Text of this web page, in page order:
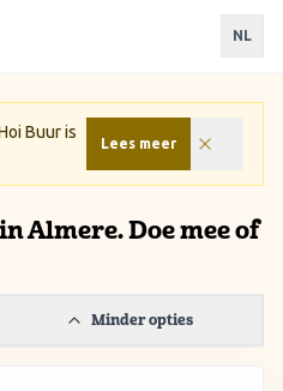
NL
Buur is
Lees meer
Almere. Doe mee of
Minder opties